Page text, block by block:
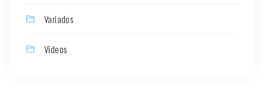
Variados
Videos